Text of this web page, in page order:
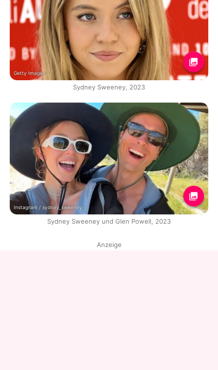
Getty Images
Sydney Sweeney, 2023
Instagram / sydney_sweeney
Sydney Sweeney und Glen Powell, 2023
Anzeige